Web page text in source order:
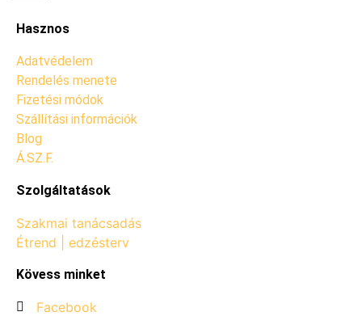
Hasznos
Adatvédelem
Rendelés menete
Fizetési módok
Szállítási információk
Blog
Á.SZ.F.
Szolgáltatások
Szakmai tanácsadás
Étrend | edzésterv
Kövess minket
Facebook